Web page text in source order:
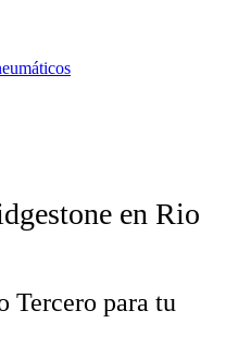
en Rio
Tercero para tu